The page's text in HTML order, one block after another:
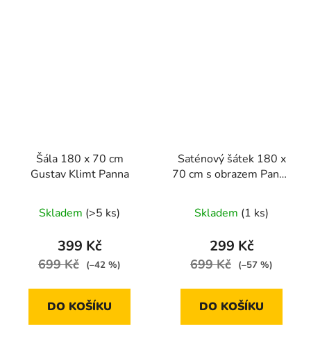
Šála 180 x 70 cm
Gustav Klimt Panna
Skladem (>5 ks)
399 Kč
699 Kč (–42 %)
DO KOŠÍKU
Saténový šátek 180 x
70 cm s obrazem Panny
Skladem (1 ks)
299 Kč
699 Kč (–57 %)
DO KOŠÍKU